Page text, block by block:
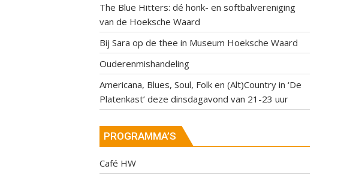
The Blue Hitters: dé honk- en softbalvereniging
van de Hoeksche Waard
Bij Sara op de thee in Museum Hoeksche Waard
Ouderenmishandeling
Americana, Blues, Soul, Folk en (Alt)Country in ‘De
Platenkast’ deze dinsdagavond van 21-23 uur
PROGRAMMA’S
Café HW